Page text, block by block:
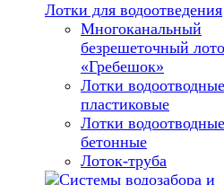
Лотки для водоотведения
Многоканальный
безрешеточный
«Гребешок»
Лотки водоотводные
пластиковые
Лотки водоотводные
бетонные
Лоток-труба